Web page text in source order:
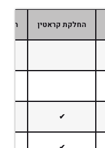
החלקת קראטין
✔